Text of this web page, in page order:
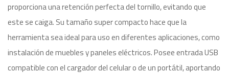
proporciona una retención perfecta del tornillo, evitando que
este se caiga. Su tamaño super compacto hace que la
herramienta sea ideal para uso en diferentes aplicaciones, como
instalación de muebles y paneles eléctricos. Posee entrada USB
compatible con el cargador del celular o de un portátil, aportando